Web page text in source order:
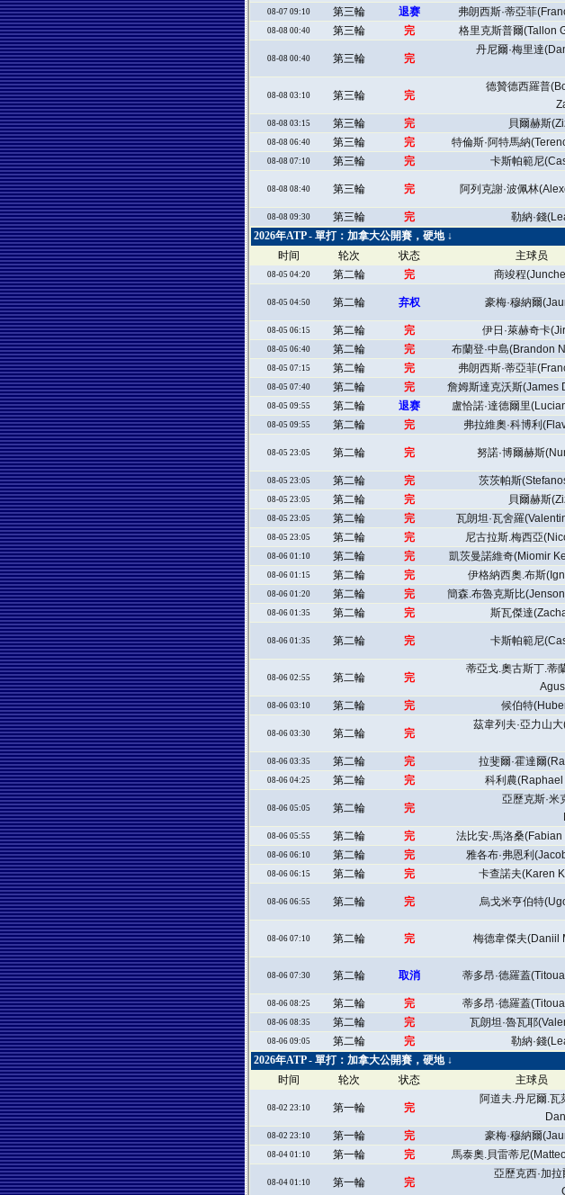
08-07 09:10 第三輪 退赛 弗朗西斯·蒂亞菲
08-08 00:40 第三輪 完 格里克斯普爾(Tallon
08-08 00:40 第三輪 完
丹尼爾·梅里達
08-08 03:10 第三輪 完
德贊德西羅普
08-08 03:15 第三輪 完 貝爾赫斯
08-08 06:40 第三輪 完 特倫斯·阿特馬納
08-08 07:10 第三輪 完 卡斯帕範尼
08-08 08:40 第三輪 完 阿列克謝·波佩林
08-08 09:30 第三輪 完 勒納·錢
2026年ATP - 單打：加拿大公開賽，硬地 ↓
时间
轮次 状态 主球员
08-05 04:20 第二輪 完 商竣程
08-05 04:50 第二輪 弃权 豪梅·穆納爾
08-05 06:15 第二輪 完 伊日·萊赫奇卡
08-05 06:40 第二輪 完 布蘭登·中島(Brandon
08-05 07:15 第二輪 完 弗朗西斯·蒂亞菲
08-05 07:40 第二輪 完 詹姆斯達克沃斯(James
08-05 09:55 第二輪 退赛 盧恰諾·達德爾里
08-05 09:55 第二輪 完 弗拉維奧·科博利
08-05 23:05 第二輪 完 努諾·博爾赫斯
08-05 23:05 第二輪 完 茨茨帕斯
08-05 23:05 第二輪 完 貝爾赫斯
08-05 23:05 第二輪 完 瓦朗坦·瓦舍羅
08-05 23:05 第二輪 完 尼古拉斯.梅西亞
08-06 01:10 第二輪 完 凱茨曼諾維奇(Miomir
08-06 01:15 第二輪 完 伊格納西奧.布斯
08-06 01:20 第二輪 完 簡森.布魯克斯比
08-06 01:35 第二輪 完 斯瓦傑達
08-06 01:35 第二輪 完 卡斯帕範尼
08-06 02:55 第二輪 完
蒂亞戈.奧古斯丁.蒂
08-06 03:10 第二輪 完 候伯特
08-06 03:30 第二輪 完
茲韋列夫·亞力山
08-06 03:35 第二輪 完 拉斐爾·霍達爾
08-06 04:25 第二輪 完 科利農
08-06 05:05 第二輪 完
亞歷克斯·米
08-06 05:55 第二輪 完 法比安·馬洛桑
08-06 06:10 第二輪 完 雅各布·弗恩利
08-06 06:15 第二輪 完 卡查諾夫(Karen
08-06 06:55 第二輪 完 烏戈米亨伯特
08-06 07:10 第二輪 完 梅德韋傑夫(Daniil
08-06 07:30 第二輪 取消 蒂多昂·德羅蓋
08-06 08:25 第二輪 完 蒂多昂·德羅蓋
08-06 08:35 第二輪 完 瓦朗坦·魯瓦耶
08-06 09:05 第二輪 完 勒納·錢
2026年ATP - 單打：加拿大公開賽，硬地 ↓
时间
轮次 状态 主球员
08-02 23:10 第一輪 完
阿道夫.丹尼爾.瓦
08-02 23:10 第一輪 完 豪梅·穆納爾
08-04 01:10 第一輪 完 馬泰奧.貝雷蒂尼
08-04 01:10 第一輪 完
亞歷克西·加